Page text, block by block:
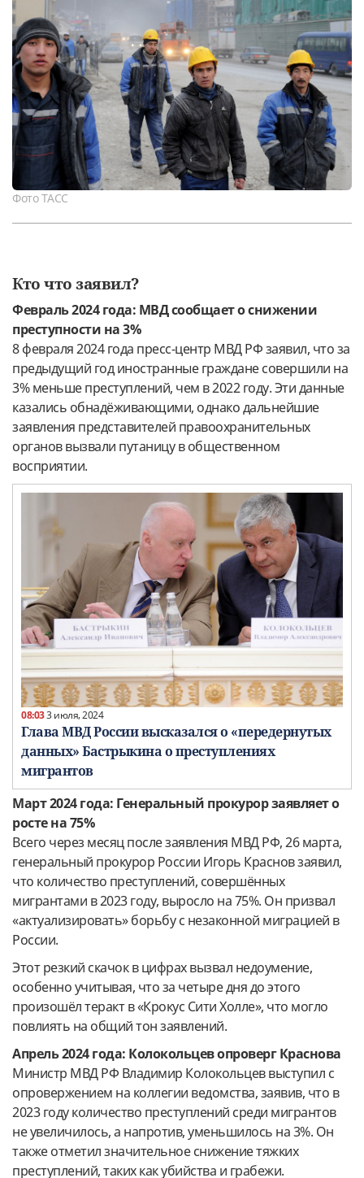
Фото ТАСС
Кто что заявил?
Февраль 2024 года: МВД сообщает о снижении
преступности на 3%
8 февраля 2024 года пресс-центр МВД РФ заявил, что за
предыдущий год иностранные граждане совершили на
3% меньше преступлений, чем в 2022 году. Эти данные
казались обнадёживающими, однако дальнейшие
заявления представителей правоохранительных
органов вызвали путаницу в общественном
восприятии.
08:033 июля, 2024
Глава МВД России высказался о «передернутых
данных» Бастрыкина о преступлениях
мигрантов
Март 2024 года: Генеральный прокурор заявляет о
росте на 75%
Всего через месяц после заявления МВД РФ, 26 марта,
генеральный прокурор России Игорь Краснов заявил,
что количество преступлений, совершённых
мигрантами в 2023 году, выросло на 75%. Он призвал
«актуализировать» борьбу с незаконной миграцией в
России.
Этот резкий скачок в цифрах вызвал недоумение,
особенно учитывая, что за четыре дня до этого
произошёл теракт в «Крокус Сити Холле», что могло
повлиять на общий тон заявлений.
Апрель 2024 года: Колокольцев опроверг Краснова
Министр МВД РФ Владимир Колокольцев выступил с
опровержением на коллегии ведомства, заявив, что в
2023 году количество преступлений среди мигрантов
не увеличилось, а напротив, уменьшилось на 3%. Он
также отметил значительное снижение тяжких
преступлений, таких как убийства и грабежи.